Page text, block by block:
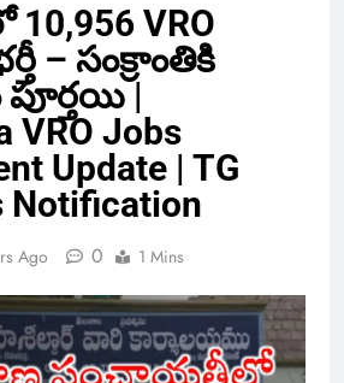
VRO
– సంక్రాంతికి
|
VRO Jobs
Update | TG
Notification
Ago 0 1 Mins